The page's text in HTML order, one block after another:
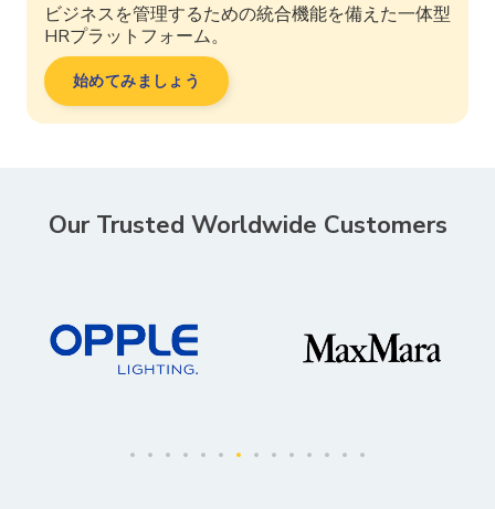
ビジネスを管理するための統合機能を備えた一体型
HRプラットフォーム。
始めてみましょう
Our Trusted Worldwide Customers